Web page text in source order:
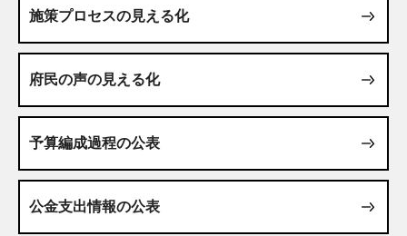
施策プロセスの見える化
府民の声の見える化
予算編成過程の公表
公金支出情報の公表